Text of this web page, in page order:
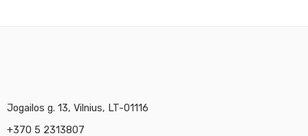
Jogailos g. 13, Vilnius, LT-01116
+370 5 2313807